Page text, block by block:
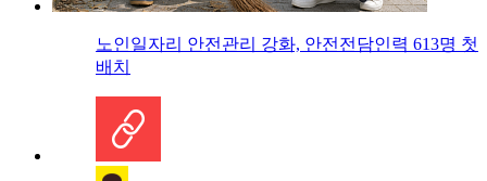
노인일자리 안전관리 강화, 안전전담인력 613명 첫
배치